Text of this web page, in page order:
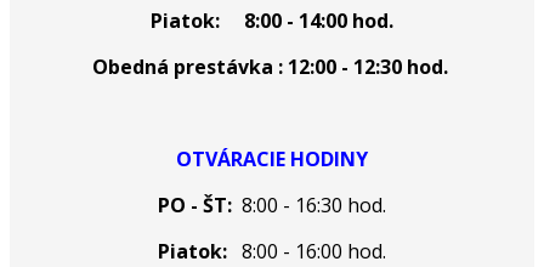
Piatok: 8:00 - 14:00 hod.
Obedná prestávka : 12:00 - 12:30 hod.
OTVÁRACIE HODINY
PO - ŠT: 8:00 - 16:30 hod.
Piatok: 8:00 - 16:00 hod.